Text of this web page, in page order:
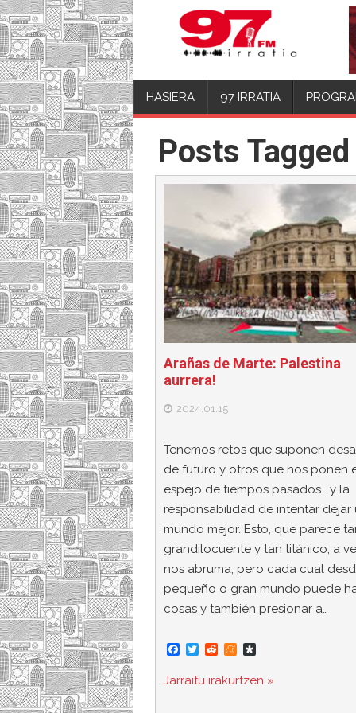
HASIERA 97 IRRATIA
Posts
Arañas de Marte: Palestina
aurrera!
2024.01.15
Tenemos retos que suponen
de futuro y otros que nos ponen
espejo de tiempos pasados… y la
responsabilidad de intentar dejar
mundo mejor. Esto, que parece
grandilocuente y tan titánico, a
nos abruma, pero cada cual
pequeño o gran mundo puede
cosas y también presionar a…
F
c
e
T
i
t
R
d
d
M
n
e
a
s
Jarraitu irakurtzen »